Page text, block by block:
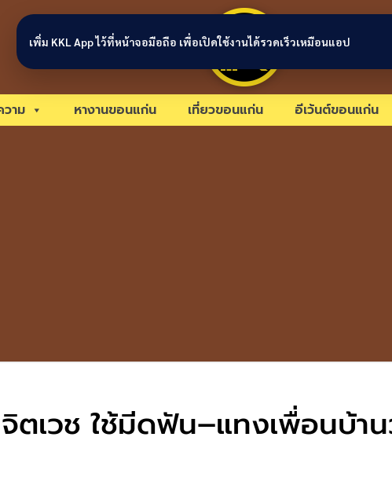
ขอนแก่นลิงก์
าม หางานขอนแก่น เที่ยวขอนแก่น อีเว้นต์ขอนแก่น
เวช ใช้มีดฟัน–แทงเพื่อนบ้า
เพิ่ม KKL App ไว้ที่หน้าจอมือถือ เพื่อเปิดใช้งานได้รวดเร็วเหมือนแอป